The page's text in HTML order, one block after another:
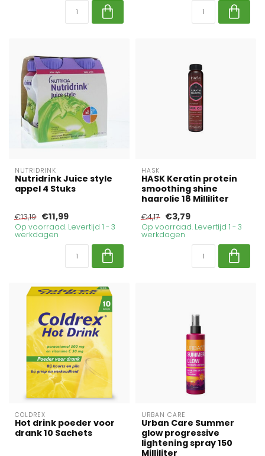
NUTRIDRINK
Nutridrink Juice style
appel 4 Stuks
€13,19 €11,99
Op voorraad. Levertijd 1 - 3
werkdagen
HASK
HASK Keratin protein
smoothing shine
haarolie 18 Milliliter
€4,17 €3,79
Op voorraad. Levertijd 1 - 3
werkdagen
COLDREX
Hot drink poeder voor
drank 10 Sachets
URBAN CARE
Urban Care Summer
glow progressive
lightening spray 150
Milliliter